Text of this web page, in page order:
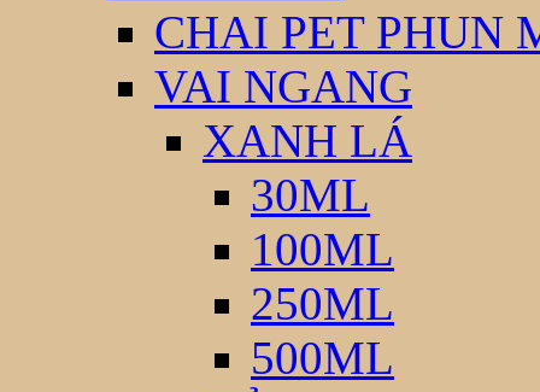
CHAI PET PHUN
VAI NGANG
XANH LÁ
30ML
100ML
250ML
500ML